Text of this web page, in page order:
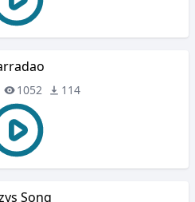
1052 114
Song